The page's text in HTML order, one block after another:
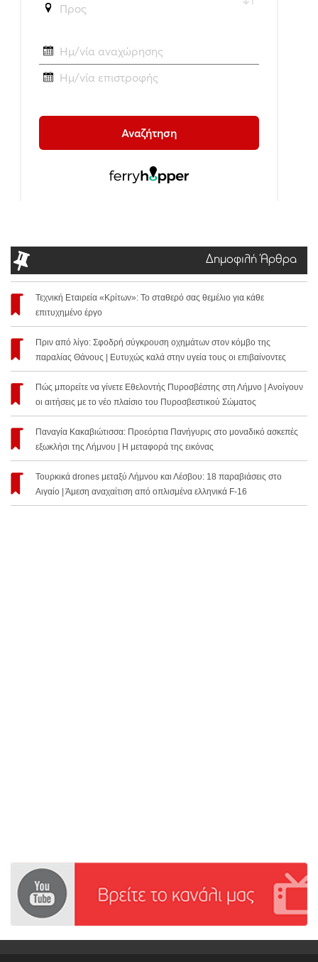
Δημοφιλή Άρθρα
Τεχνική Εταιρεία «Κρίτων»: Το σταθερό σας θεμέλιο για κάθε
επιτυχημένο έργο
Πριν από λίγο: Σφοδρή σύγκρουση οχημάτων στον κόμβο της
παραλίας Θάνους | Ευτυχώς καλά στην υγεία τους οι επιβαίνοντες
Πώς μπορείτε να γίνετε Εθελοντής Πυροσβέστης στη Λήμνο | Ανοίγουν
οι αιτήσεις με το νέο πλαίσιο του Πυροσβεστικού Σώματος
Παναγία Κακαβιώτισσα: Προεόρτια Πανήγυρις στο μοναδικό ασκεπές
εξωκλήσι της Λήμνου | Η μεταφορά της εικόνας
Τουρκικά drones μεταξύ Λήμνου και Λέσβου: 18 παραβιάσεις στο
Αιγαίο | Άμεση αναχαίτιση από οπλισμένα ελληνικά F-16